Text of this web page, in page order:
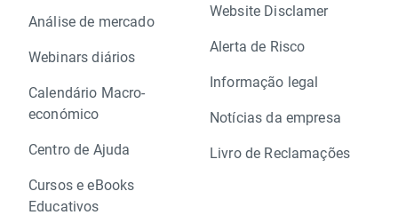
Análise de mercado
Webinars diários
Calendário Macro-
económico
Centro de Ajuda
Cursos e eBooks
Educativos
Website Disclamer
Alerta de Risco
Informação legal
Notícias da empresa
Livro de Reclamações